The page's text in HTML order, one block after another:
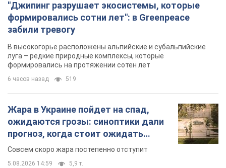
Жара в Украине пойдет на спад,
ожидаются грозы: синоптики дали
прогноз, когда стоит ожидать
изменения погоды
Совсем скоро жара постепенно отступит
5.08.2026 14:59 5,9 т.
"Или, может, я запугана с детства?"
Елена Зарецкая – об убийстве
бабушки-диссидентки Аллы
Горской, критике сына Стуса и
бегстве в Португалию с пятью
детьми
OBOZ.UA встретился с внучкой художницы-